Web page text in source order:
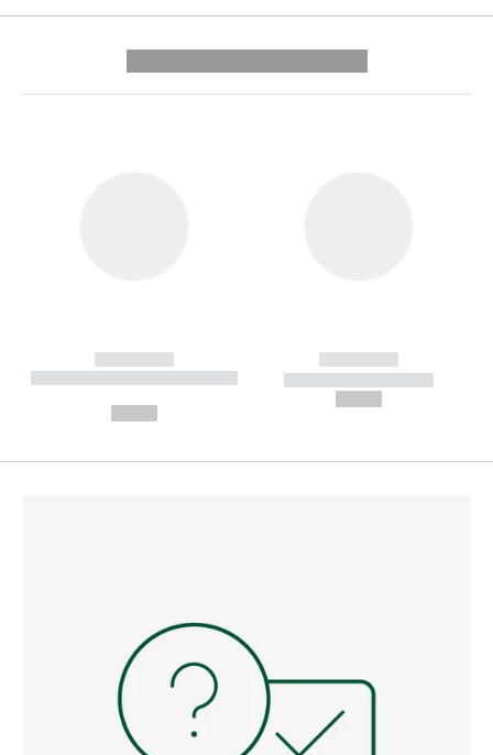
------------
----------- ----------- --------
------------
----------- -----------